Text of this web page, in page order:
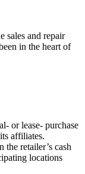
sales and repair
in the heart of
or lease- purchase
affiliates.
retailer’s cash
locations